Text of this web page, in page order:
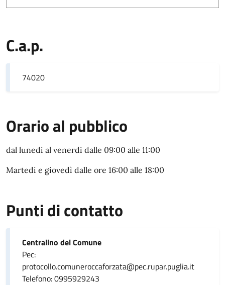
C.a.p.
74020
Orario al pubblico
dal lunedi al venerdi dalle 09:00 alle 11:00
Martedi e giovedì dalle ore 16:00 alle 18:00
Punti di contatto
Centralino del Comune
Pec:
protocollo.comuneroccaforzata@pec.rupar.puglia.it
Telefono: 0995929243